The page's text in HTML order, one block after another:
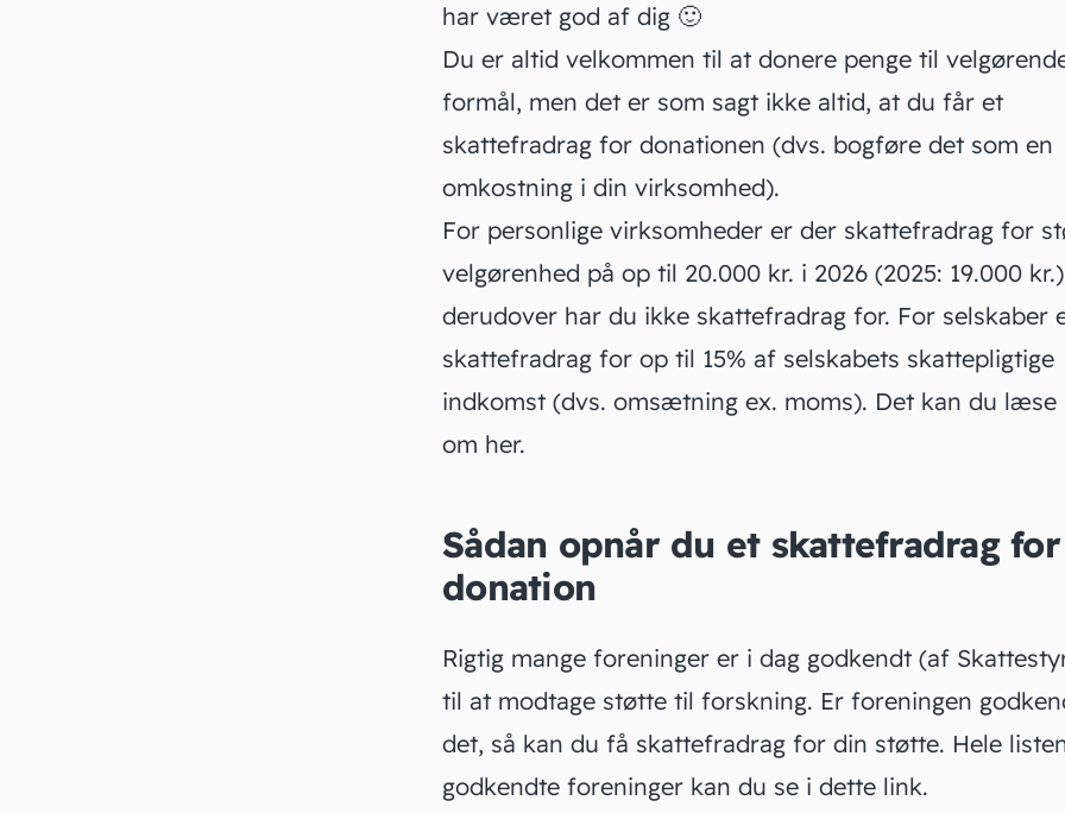
har været god af dig 🙂
Du er altid velkommen til at donere penge til
formål, men det er som sagt ikke altid, at du får et
skattefradrag for donationen (dvs. bogføre det som en
omkostning i din virksomhed).
For personlige virksomheder er der skattefradrag for
velgørenhed på op til 20.000 kr. i 2026 (2025: 19.000
derudover har du ikke skattefradrag for. For selskaber
skattefradrag for op til 15% af selskabets skattepligtige
indkomst (dvs. omsætning ex. moms). Det kan du læse
om her.
Sådan opnår du et skattefradrag
donation
Rigtig mange foreninger er i dag godkendt (af
til at modtage støtte til forskning. Er foreningen
det, så kan du få skattefradrag for din støtte. Hele
godkendte foreninger kan du se i dette link.